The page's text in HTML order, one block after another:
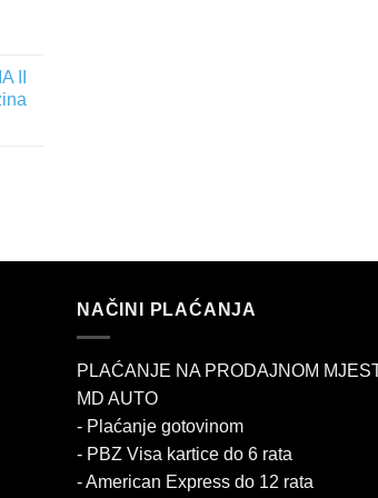
II
NAČINI PLAĆANJA
PLAĆANJE NA PRODAJNOM
MD AUTO
- Plaćanje gotovinom
- PBZ Visa kartice do 6 rata
- American Express do 12 rata